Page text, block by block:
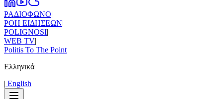
ΡΑΔΙΟΦΩΝΟ|
ΡΟΗ ΕΙΔΗΣΕΩΝ|
POLIGNOSI|
WEB TV|
Politis To The Point
Ελληνικά
| Εnglish